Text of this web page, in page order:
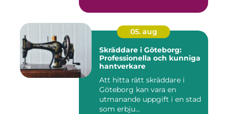
05. aug
Skräddare i Göteborg:
Professionella och kunniga
hantverkare
Att hitta rätt skräddare i
Göteborg kan vara en
utmanande uppgift i en stad
som erbju...